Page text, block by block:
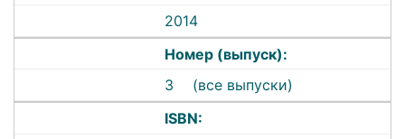
2014
Номер (выпуск):
3
(все выпуски)
ISBN: